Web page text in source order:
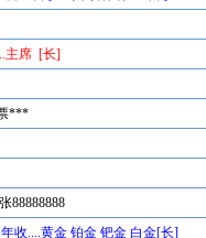
主席 [长]
***
88888888
收....黄金 铂金 钯金 白金[长]